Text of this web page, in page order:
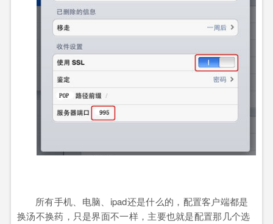
所有手机、电脑、ipad还是什么的，配置客户端都是
换汤不换药，只是界面不一样，主要也就是配置那几个选